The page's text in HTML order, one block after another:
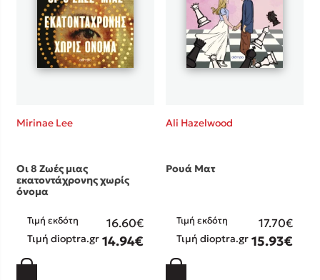
Mirinae Lee
Οι 8 Ζωές μιας
εκατοντάχρονης χωρίς
όνομα
Τιμή εκδότη 16.60€
Τιμή dioptra.gr 14.94€
Ali Hazelwood
Ρουά Ματ
Τιμή εκδότη 17.70€
Τιμή dioptra.gr 15.93€